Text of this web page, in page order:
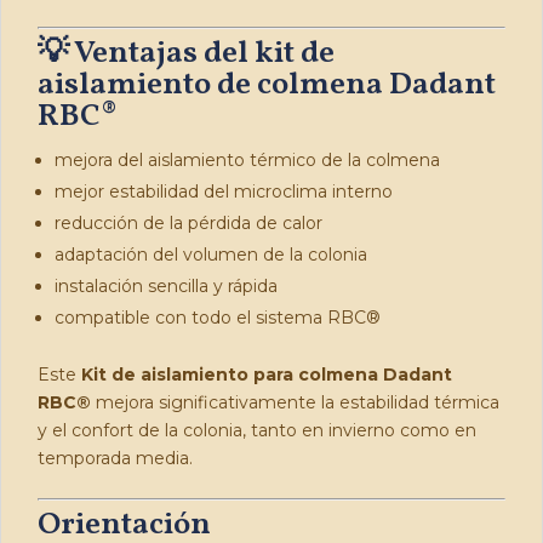
💡 Ventajas del kit de
aislamiento de colmena Dadant
RBC®
mejora del aislamiento térmico de la colmena
mejor estabilidad del microclima interno
reducción de la pérdida de calor
adaptación del volumen de la colonia
instalación sencilla y rápida
compatible con todo el sistema RBC®
Este Kit de aislamiento para colmena Dadant
RBC® mejora significativamente la estabilidad térmica
y el confort de la colonia, tanto en invierno como en
temporada media.
Orientación